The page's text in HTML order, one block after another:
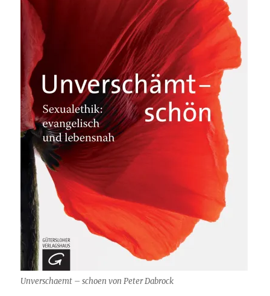
Unverschaemt – schoen von Peter Dabrock